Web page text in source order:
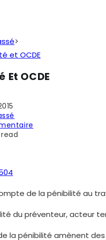
>
et OCDE
OCDE
:
:
de la pénibilité au
du préventeur, acteur
la pénibilité amènent